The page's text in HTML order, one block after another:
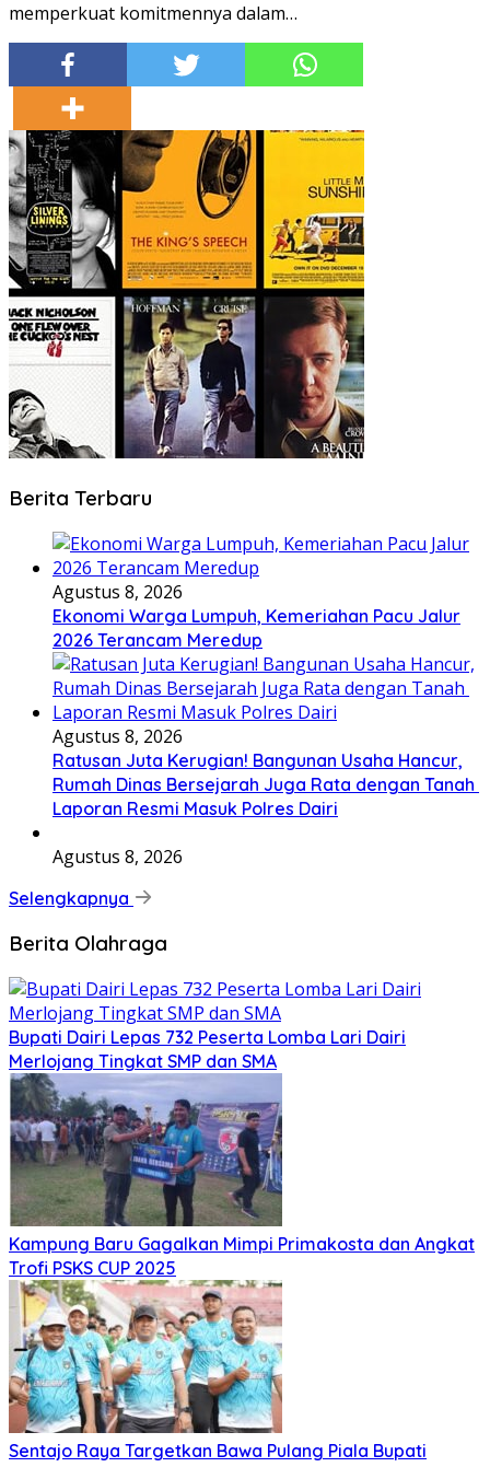
memperkuat komitmennya dalam…
Berita Terbaru
Agustus 8, 2026
Ekonomi Warga Lumpuh, Kemeriahan Pacu Jalur
2026 Terancam Meredup
Agustus 8, 2026
Ratusan Juta Kerugian! Bangunan Usaha Hancur,
Rumah Dinas Bersejarah Juga Rata dengan Tanah
Laporan Resmi Masuk Polres Dairi
Agustus 8, 2026
Selengkapnya
Berita Olahraga
Bupati Dairi Lepas 732 Peserta Lomba Lari Dairi
Merlojang Tingkat SMP dan SMA
Kampung Baru Gagalkan Mimpi Primakosta dan Angkat
Trofi PSKS CUP 2025
Sentajo Raya Targetkan Bawa Pulang Piala Bupati